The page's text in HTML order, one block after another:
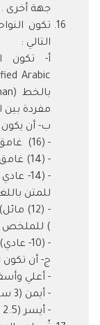
جهة أخرى .
تكون
التالي :
أ‌- تكون
مفردة بين
ب- أن يكون
- (16) غامق ) للعناوين الرئيسية .
- (14) غامق ) للعناوين الفرعية .
للمتن
) للملخص
- (10- عادي) للشرح أو التوضيح أسفل الصفحة .
ج- أن تكون
- أعلي وأسفل
- أيمن (3 سم)
- أيسر (2.5 سم )